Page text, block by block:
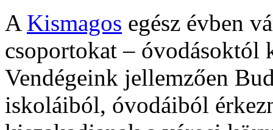
A Kismagos egész évben
csoportokat – óvodásoktól
Vendégeink jellemzően
iskoláiból, óvodáiból